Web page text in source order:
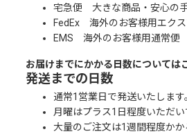
宅急便 大きな商品・安心の
FedEx 海外のお客様用エク
EMS 海外のお客様用通常便
お届けまでにかかる日数については
発送までの日数
通常1営業日で発送いたします
月曜はプラス1日程度いただい
大量のご注文は1週間程度かか